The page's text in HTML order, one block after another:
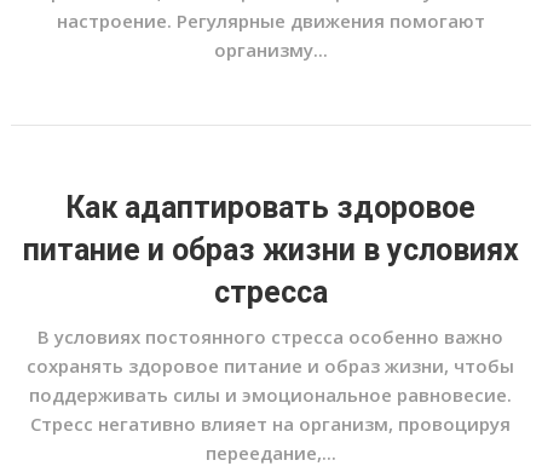
настроение. Регулярные движения помогают
организму...
Как адаптировать здоровое
питание и образ жизни в условиях
стресса
В условиях постоянного стресса особенно важно
сохранять здоровое питание и образ жизни, чтобы
поддерживать силы и эмоциональное равновесие.
Стресс негативно влияет на организм, провоцируя
переедание,...